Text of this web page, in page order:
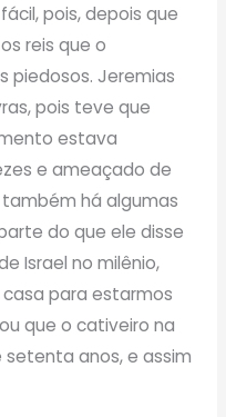
pois, depois que
reis que o
piedosos. Jeremias
pois teve que
estava
e ameaçado de
há algumas
do que ele disse
Israel no milênio,
para estarmos
que o cativeiro na
anos, e assim